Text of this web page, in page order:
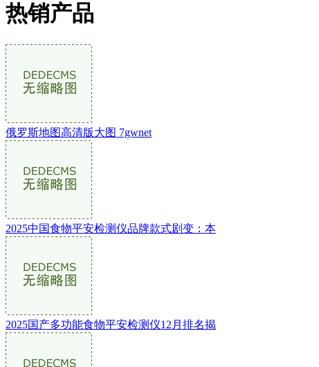
热销产品
俄罗斯地图高清版大图 7gwnet
2025中国食物平安检测仪品牌款式剧变：本
2025国产多功能食物平安检测仪12月排名揭